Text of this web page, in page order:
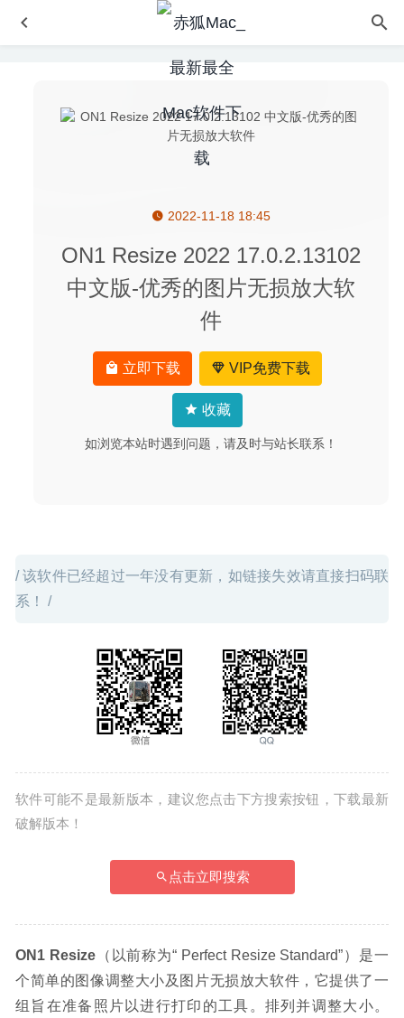
2022-11-18 18:45
ON1 Resize 2022 17.0.2.13102
中文版-优秀的图片无损放大软
件
立即下载 VIP免费下载
收藏
如浏览本站时遇到问题，请及时与站长联系！
/ 该软件已经超过一年没有更新，如链接失效请直接扫码联
系！ /
软件可能不是最新版本，建议您点击下方搜索按钮，下载最新
破解版本！
点击立即搜索
ON1 Resize（以前称为“ Perfect Resize Standard”）是一
个简单的图像调整大小及图片无损放大软件，它提供了一
组旨在准备照片以进行打印的工具。排列并调整大小。
趋势安全大师 Pro 3.4.4 中文版-趋势科技恶意软件查杀工具
Transmit 5.6.3 for Mac中文版-功能强大的FTP客户端
2020-03-05
PDF Expert 2.5.2 for Mac 中文版-最好用的PDF工具之一
Tower 5.0 – 好用的git客户端 2020-07-01
zCommander 6.34 – 功能强大的文件管理器